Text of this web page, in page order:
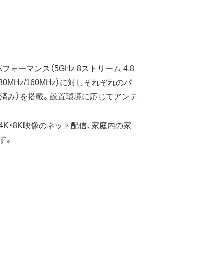
ォーマンス（5GHz 8ストリーム 4,8
160MHz）に対しそれぞれのパ
み）を搭載。設置環境に応じてアンテ
・8K映像のネット配信、家庭内の家
。